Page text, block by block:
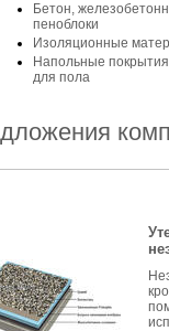
Бетон,
пеноблоки
Изоляционные
Напольные
для пола